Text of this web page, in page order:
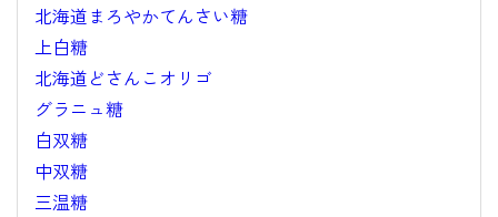
北海道まろやかてんさい糖
上白糖
北海道どさんこオリゴ
グラニュ糖
白双糖
中双糖
三温糖